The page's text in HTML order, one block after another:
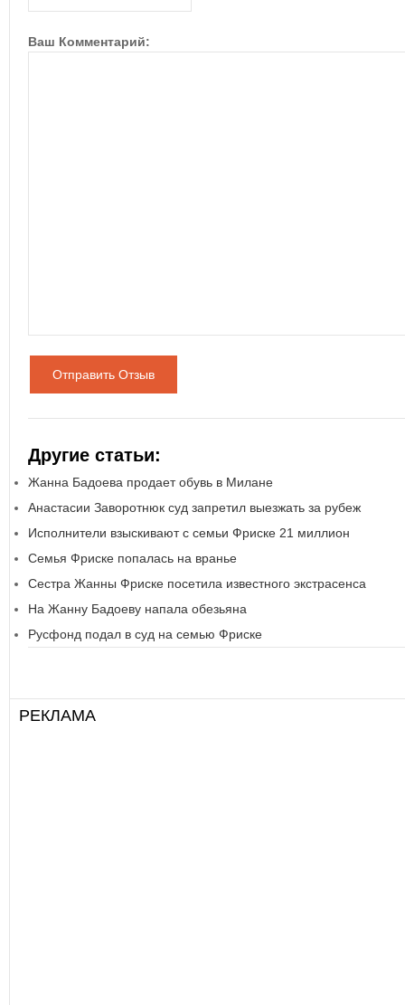
Ваш Комментарий:
Отправить Отзыв
Другие статьи:
Жанна Бадоева продает обувь в Милане
Анастасии Заворотнюк суд запретил выезжать за рубеж
Исполнители взыскивают с семьи Фриске 21 миллион
Семья Фриске попалась на вранье
Сестра Жанны Фриске посетила известного экстрасенса
На Жанну Бадоеву напала обезьяна
Русфонд подал в суд на семью Фриске
РЕКЛАМА